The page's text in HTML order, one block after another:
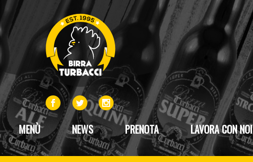
MENÙ NEWS PRENOTA LAVORA CON NOI